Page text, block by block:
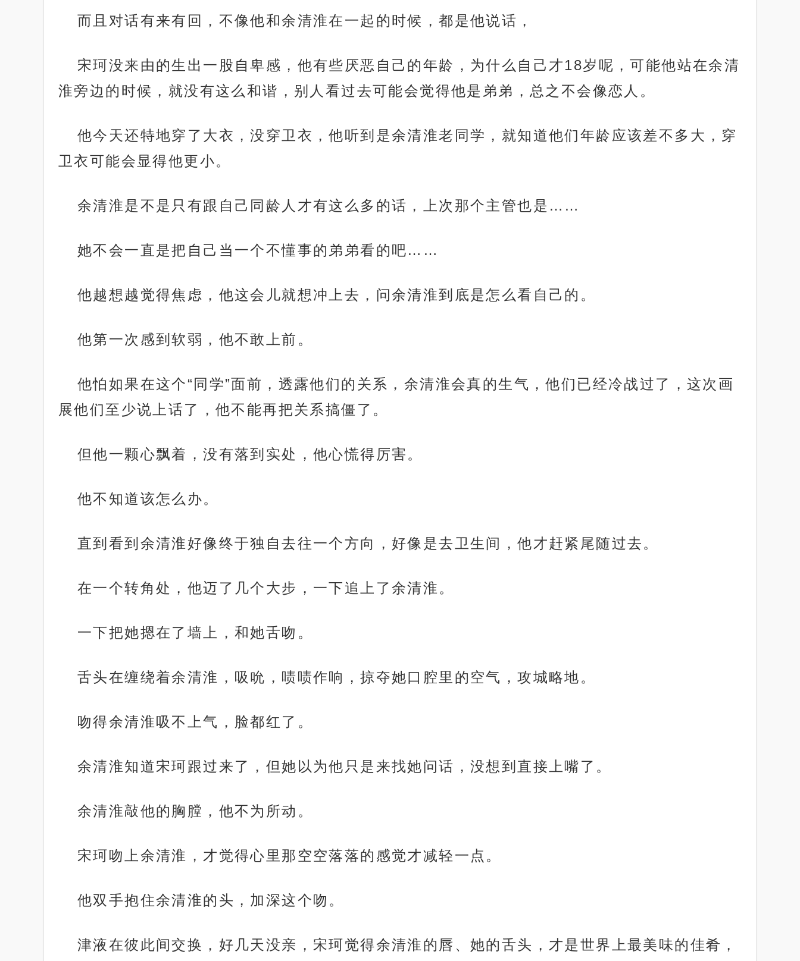
而且对话有来有回，不像他和余清淮在一起的时候，都是他说话，
宋珂没来由的生出一股自卑感，他有些厌恶自己的年龄，为什么自己才18岁呢，可能他站在余清
淮旁边的时候，就没有这么和谐，别人看过去可能会觉得他是弟弟，总之不会像恋人。
他今天还特地穿了大衣，没穿卫衣，他听到是余清淮老同学，就知道他们年龄应该差不多大，穿
卫衣可能会显得他更小。
余清淮是不是只有跟自己同龄人才有这么多的话，上次那个主管也是……
她不会一直是把自己当一个不懂事的弟弟看的吧……
他越想越觉得焦虑，他这会儿就想冲上去，问余清淮到底是怎么看自己的。
他第一次感到软弱，他不敢上前。
他怕如果在这个“同学”面前，透露他们的关系，余清淮会真的生气，他们已经冷战过了，这次画
展他们至少说上话了，他不能再把关系搞僵了。
但他一颗心飘着，没有落到实处，他心慌得厉害。
他不知道该怎么办。
直到看到余清淮好像终于独自去往一个方向，好像是去卫生间，他才赶紧尾随过去。
在一个转角处，他迈了几个大步，一下追上了余清淮。
一下把她摁在了墙上，和她舌吻。
舌头在缠绕着余清淮，吸吮，啧啧作响，掠夺她口腔里的空气，攻城略地。
吻得余清淮吸不上气，脸都红了。
余清淮知道宋珂跟过来了，但她以为他只是来找她问话，没想到直接上嘴了。
余清淮敲他的胸膛，他不为所动。
宋珂吻上余清淮，才觉得心里那空空落落的感觉才减轻一点。
他双手抱住余清淮的头，加深这个吻。
津液在彼此间交换，好几天没亲，宋珂觉得余清淮的唇、她的舌头，才是世界上最美味的佳肴，